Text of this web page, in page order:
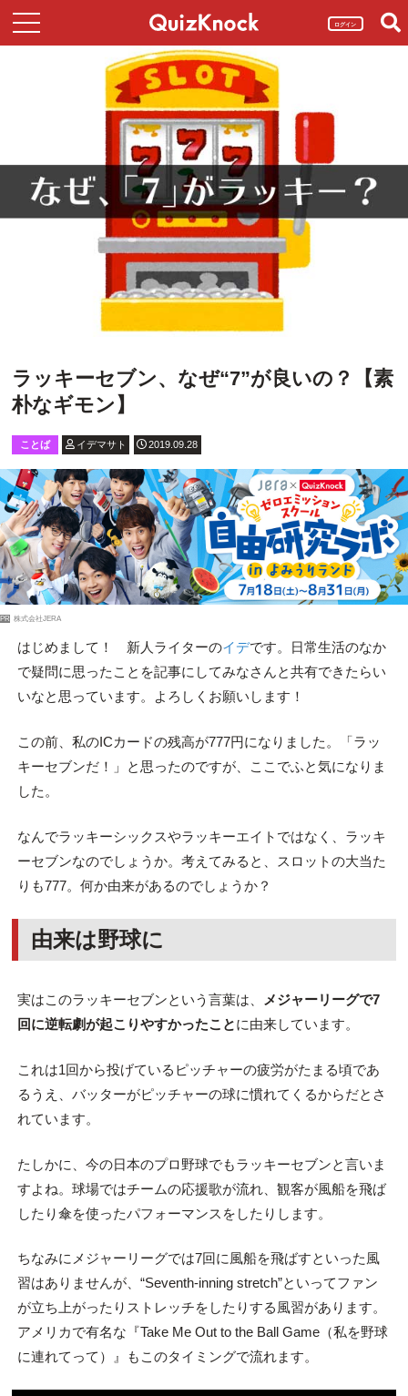
ログイン
ラッキーセブン、なぜ“7”が良いの？【素
朴なギモン】
ことば イデマサト 2019.09.28
PR 株式会社JERA
はじめまして！ 新人ライターのイデです。日常生活のなか
で疑問に思ったことを記事にしてみなさんと共有できたらい
いなと思っています。よろしくお願いします！
この前、私のICカードの残高が777円になりました。「ラッ
キーセブンだ！」と思ったのですが、ここでふと気になりま
した。
なんでラッキーシックスやラッキーエイトではなく、ラッキ
ーセブンなのでしょうか。考えてみると、スロットの大当た
りも777。何か由来があるのでしょうか？
由来は野球に
実はこのラッキーセブンという言葉は、
メジャーリーグで7
回に逆転劇が起こりやすかったことに由来しています。
これは1回から投げているピッチャーの疲労がたまる頃であ
るうえ、バッターがピッチャーの球に慣れてくるからだとさ
れています。
たしかに、今の日本のプロ野球でもラッキーセブンと言いま
すよね。球場ではチームの応援歌が流れ、観客が風船を飛ば
したり傘を使ったパフォーマンスをしたりします。
ちなみにメジャーリーグでは7回に風船を飛ばすといった風
習はありませんが、“Seventh-inning stretch”といってファン
が立ち上がったりストレッチをしたりする風習があります。
アメリカで有名な『Take Me Out to the Ball Game（私を野球
に連れてって）』もこのタイミングで流れます。